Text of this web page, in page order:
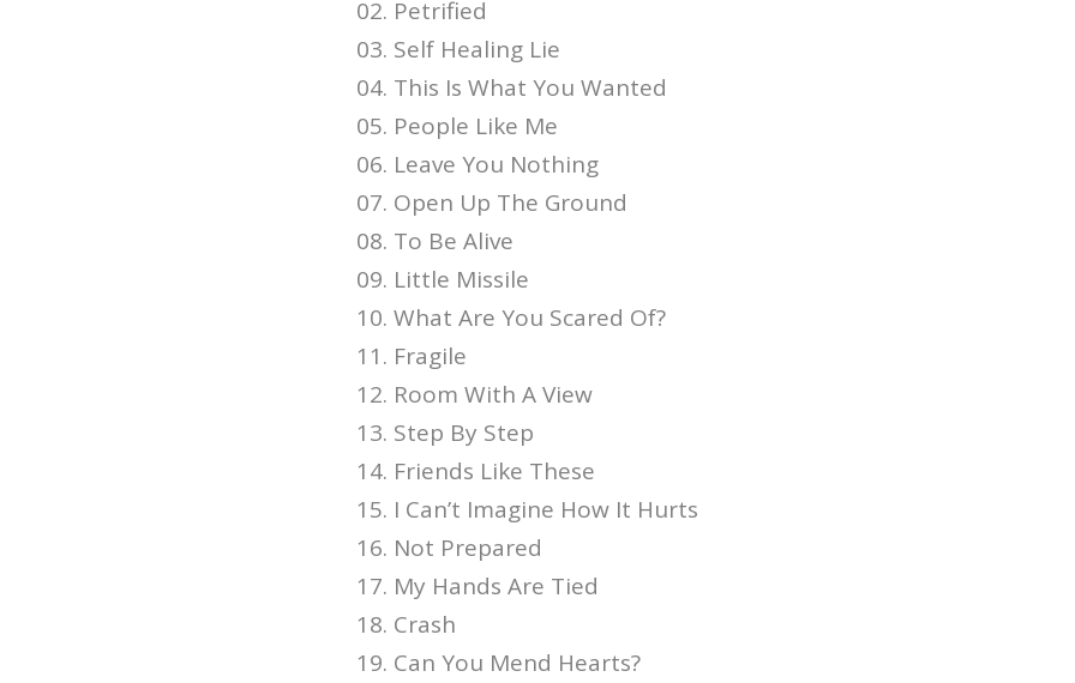
02. Petrified
03. Self Healing Lie
04. This Is What You Wanted
05. People Like Me
06. Leave You Nothing
07. Open Up The Ground
08. To Be Alive
09. Little Missile
10. What Are You Scared Of?
11. Fragile
12. Room With A View
13. Step By Step
14. Friends Like These
15. I Can’t Imagine How It Hurts
16. Not Prepared
17. My Hands Are Tied
18. Crash
19. Can You Mend Hearts?